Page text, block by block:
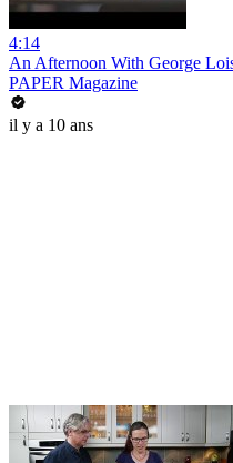
4:14
An Afternoon With George
PAPER Magazine
il y a 10 ans